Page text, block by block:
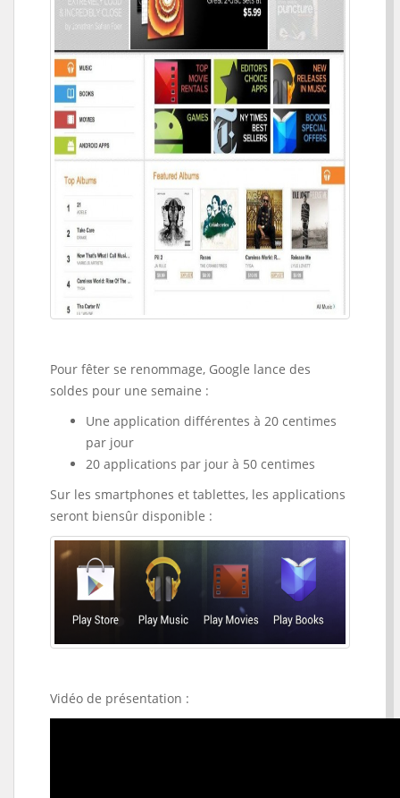
Pour fêter se renommage, Google lance des
soldes pour une semaine :
Une application différentes à 20 centimes
par jour
20 applications par jour à 50 centimes
Sur les smartphones et tablettes, les applications
seront biensûr disponible :
Vidéo de présentation :